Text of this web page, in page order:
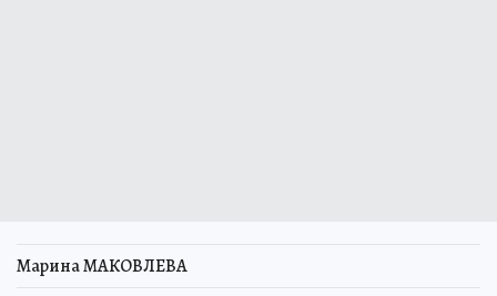
Марина МАКОВЛЕВА